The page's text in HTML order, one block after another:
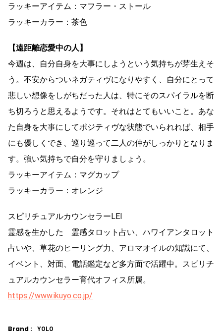
ラッキーアイテム：マフラー・ストール
ラッキーカラー：茶色
【遠距離恋愛中の人】
今週は、自分自身を大事にしようという気持ちが芽生えそ
う。不安からついネガティヴになりやすく、自分にとって
悲しい想像をしがちだった人は、特にそのスパイラルを断
ち切ろうと思えるようです。それはとてもいいこと。あな
た自身を大事にしてポジティヴな状態でいられれば、相手
にも優しくでき、巡り巡って二人の仲がしっかりとなりま
す。強い気持ちで自分を守りましょう。
ラッキーアイテム：マグカップ
ラッキーカラー：オレンジ
スピリチュアルカウンセラーLEI
霊感を生かした 霊感タロット占い、ハワイアンタロット
占いや、草花のヒーリング力、アロマオイルの知識にて、
イベント、対面、電話鑑定など多方面で活躍中。スピリチ
ュアルカウンセラー育代オフィス所属。
https://www.ikuyo.co.jp/
Brand : YOLO